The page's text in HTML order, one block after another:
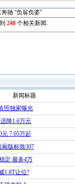
248 个相关新闻.
新闻标题
照独家曝光
降1.6万元
7.05万起
版标致307
定 最多4万
1.8T让位?